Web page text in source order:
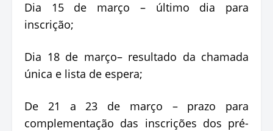
Dia 15 de março – último dia para
inscrição;
Dia 18 de março– resultado da chamada
única e lista de espera;
De 21 a 23 de março – prazo para
complementação das inscrições dos pré-